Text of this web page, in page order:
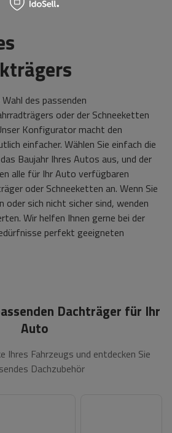
des passenden
oder der Schneeketten
Konfigurator macht den
einfacher. Wählen Sie einfach die
Baujahr Ihres Autos aus, und der
alle für Ihr Auto verfügbaren
oder Schneeketten an. Wenn Sie
sich nicht sicher sind, wenden
Wir helfen Ihnen gerne bei der
perfekt geeigneten
Dachträger für Ihr
Auto
Ihres Fahrzeugs und entdecken Sie
Dachzubehör